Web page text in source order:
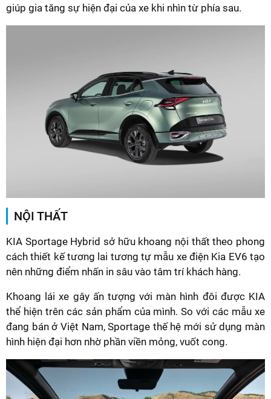
giúp gia tăng sự hiện đại của xe khi nhìn từ phía sau.
NỘI THẤT
KIA Sportage Hybrid sở hữu khoang nội thất theo phong
cách thiết kế tương lai tương tự mẫu xe điện Kia EV6 tạo
nên những điểm nhấn in sâu vào tâm trí khách hàng.
Khoang lái xe gây ấn tượng với màn hình đôi được KIA
thể hiện trên các sản phẩm của mình. So với các mẫu xe
đang bán ở Việt Nam, Sportage thế hệ mới sử dụng màn
hình hiện đại hơn nhờ phần viền mỏng, vuốt cong.